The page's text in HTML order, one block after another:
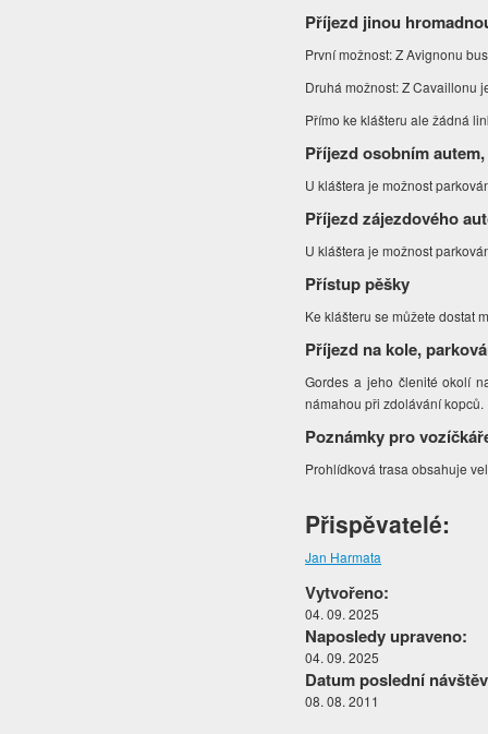
Příjezd jinou
První možnost: Z Avignonu
Druhá možnost: Z Cavaillonu
Přímo ke klášteru ale žádná
Příjezd osobním
U kláštera je možnost
Příjezd zájezdového
U kláštera je možnost
Přístup pěšky
Ke klášteru se můžete dostat
Příjezd na kole,
Gordes a jeho členité okolí
námahou při zdolávání kopců.
Poznámky pro
Prohlídková trasa obsahuje
Přispěvatelé:
Jan Harmata
Vytvořeno:
04. 09. 2025
Naposledy upraveno:
04. 09. 2025
Datum poslední
08. 08. 2011